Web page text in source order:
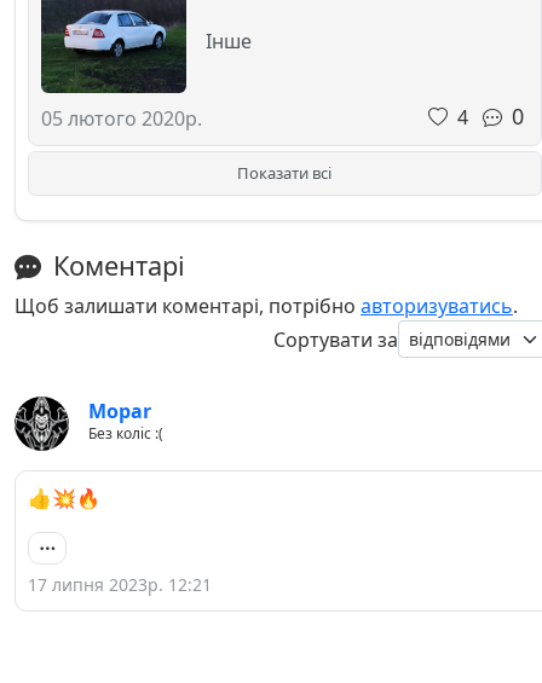
05 лютого 2020р.
Інше
4 0
Показати всі
Коментарі
Щоб залишати коментарі, потрібно авторизуватись.
Сортувати за
Mopar
Без коліс :(
👍💥🔥
17 липня 2023р. 12:21